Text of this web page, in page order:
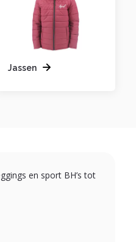
Jassen
en sport BH’s tot